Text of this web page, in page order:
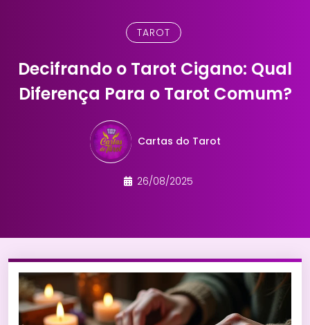
TAROT
Decifrando o Tarot Cigano: Qual
Diferença Para o Tarot Comum?
Cartas do Tarot
26/08/2025